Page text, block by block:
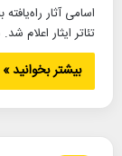
اسامی آثار
تئاتر ایثار اعلام شد.
بیشتر بخوانید »